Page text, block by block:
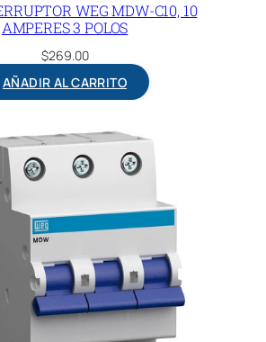
WEG MDW-C10, 10
AMPERES 3 POLOS
$269.00
AÑADIR AL CARRITO